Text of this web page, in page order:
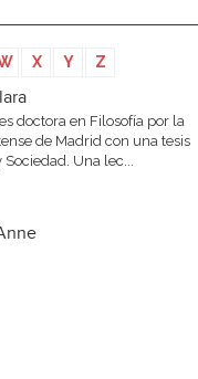
X Y Z
doctora en Filosofía por la
de Madrid con una tesis
Una lec...